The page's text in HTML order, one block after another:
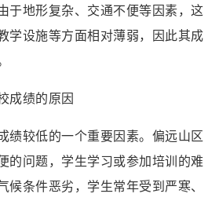
于地形复杂、交通不便等因素，这
学设施等方面相对薄弱，因此其成
成绩的原因
绩较低的一个重要因素。偏远山区
的问题，学生学习或参加培训的难
候条件恶劣，学生常年受到严寒、